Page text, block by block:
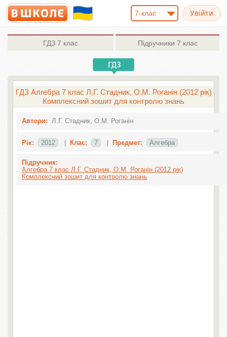
7-клас
ГДЗ 7 клас Підручники 7 клас
ГДЗ Алгебра 7 клас Л.Г. Стадник, О.М. Роганін (2012 рік)
Комплексний зошит для контролю знань
Автори: Л.Г. Стадник, О.М. Роганін
Рік: 2012 Клас: 7 Предмет: Алгебра
Підручник:
Алгебра 7 клас Л.Г. Стадник, О.М. Роганін (2012 рік)
Комплексний зошит для контролю знань